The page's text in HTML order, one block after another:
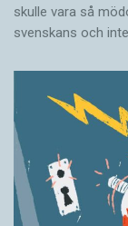
skulle vara så
svenskans och